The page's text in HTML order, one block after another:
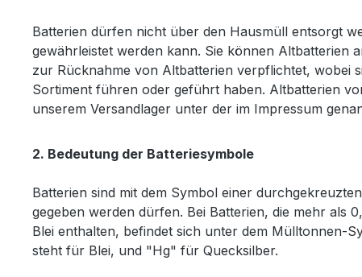
Batterien dürfen nicht über den Hausmüll entsorgt
gewährleistet werden kann. Sie können Altbatterien
zur Rücknahme von Altbatterien verpflichtet, wobei
Sortiment führen oder geführt haben. Altbatterien
unserem Versandlager unter der im Impressum
2. Bedeutung der Batteriesymbole
Batterien sind mit dem Symbol einer
gegeben werden dürfen. Bei Batterien, die mehr als
Blei enthalten, befindet sich unter dem Mülltonnen-
steht für Blei, und "Hg" für Quecksilber.